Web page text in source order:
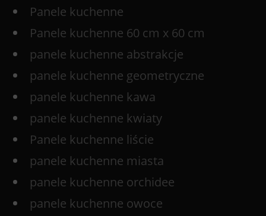
Panele kuchenne
Panele kuchenne 60 cm x 60 cm
panele kuchenne abstrakcje
panele kuchenne geometryczne
panele kuchenne kawa
panele kuchenne kwiaty
Panele kuchenne liście
panele kuchenne miasta
panele kuchenne orchidee
panele kuchenne owoce